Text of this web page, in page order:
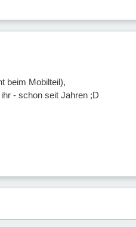
beim Mobilteil),
- schon seit Jahren ;D